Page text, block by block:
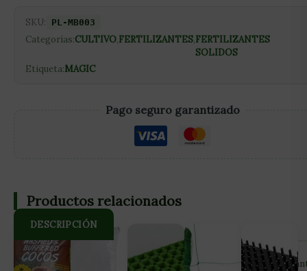
SKU: PL-MB003
Categorías:CULTIVO,FERTILIZANTES,FERTILIZANTES
SOLIDOS
Etiqueta:MAGIC
Pago seguro garantizado
DESCRIPCIÓN
Supera todas las expectativas con Magic Buds y lleva tus
Productos relacionados